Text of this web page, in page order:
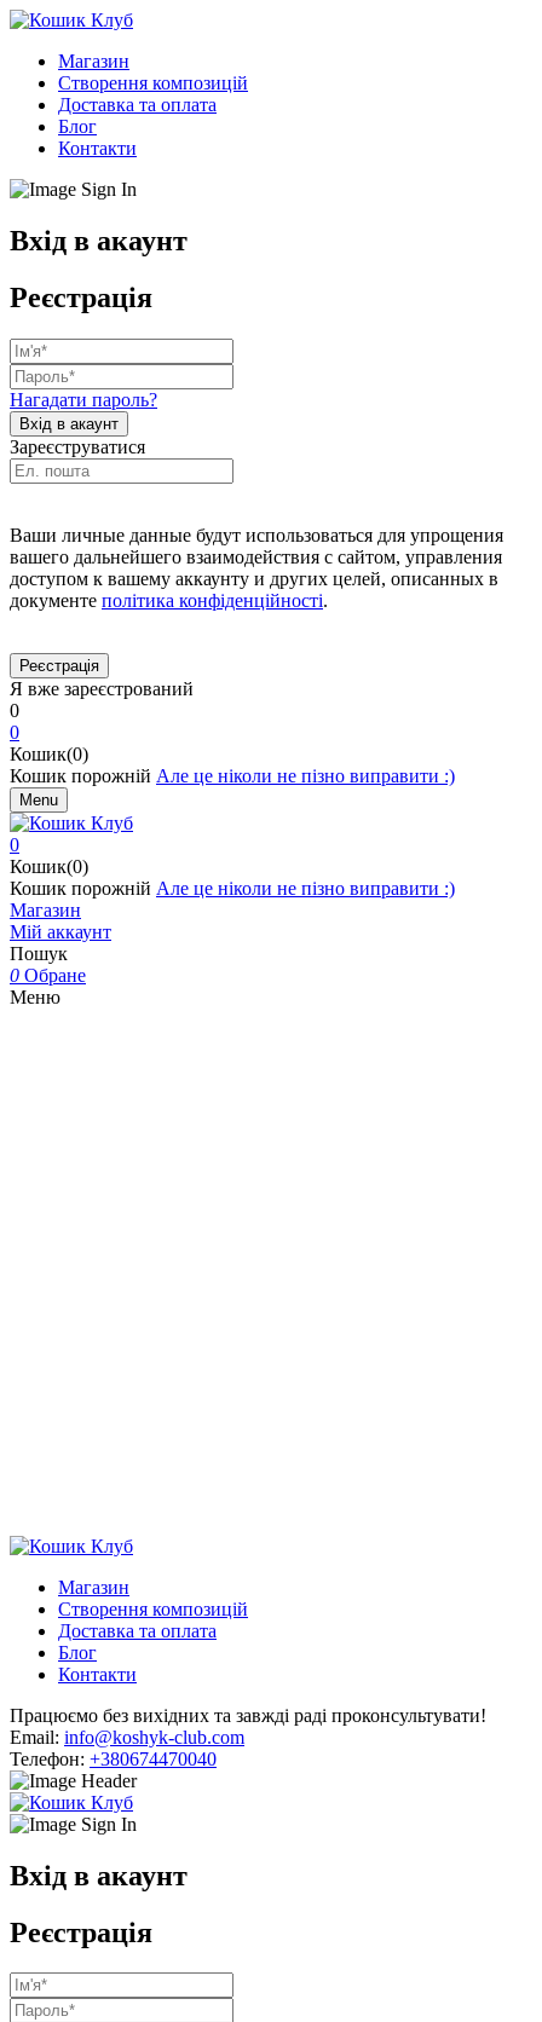
Магазин
Створення композицій
Доставка та оплата
Блог
Контакти
Вхід в акаунт
Реєстрація
Нагадати пароль?
Зареєструватися
Ваши личные данные будут использоваться для упрощения
вашего дальнейшего взаимодействия с сайтом, управления
доступом к вашему аккаунту и других целей, описанных в
документе політика конфіденційності.
Я вже зареєстрований
0
0
Кошик(0)
Кошик порожній Але це ніколи не пізно виправити :)
Menu
0
Кошик(0)
Кошик порожній Але це ніколи не пізно виправити :)
Магазин
Мій аккаунт
Пошук
0 Обране
Меню
Магазин
Створення композицій
Доставка та оплата
Блог
Контакти
Працюємо без вихідних та завжді раді проконсультувати!
Email: info@koshyk-club.com
Телефон: +380674470040
Вхід в акаунт
Реєстрація